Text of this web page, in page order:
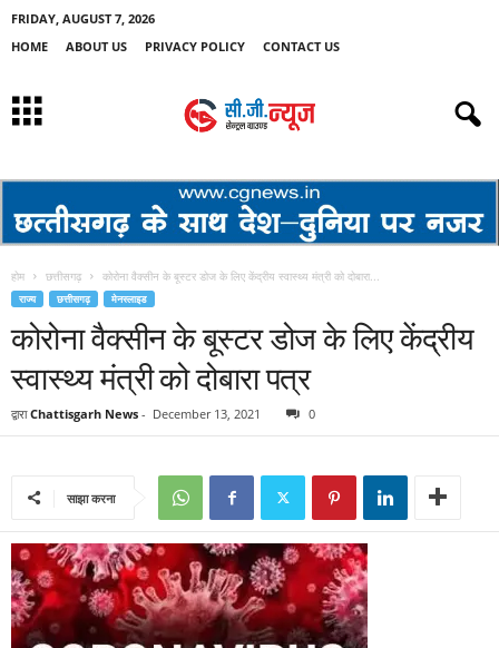
FRIDAY, AUGUST 7, 2026
HOME
ABOUT US PRIVACY POLICY CONTACT US
होम छत्तीसगढ़ कोरोना वैक्सीन के बूस्टर डोज के लिए केंद्रीय स्वास्थ्य मंत्री को दोबारा...
राज्य छत्तीसगढ़ मेनस्लाइड
कोरोना वैक्सीन के बूस्टर डोज के लिए केंद्रीय
स्वास्थ्य मंत्री को दोबारा पत्र
द्वारा Chattisgarh News - December 13, 2021 0
साझा करना